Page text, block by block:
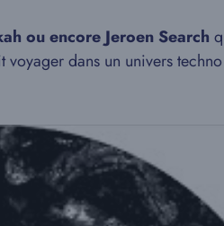
ou encore Jeroen Search
dans un univers